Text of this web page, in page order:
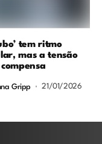
tem ritmo
mas a tensão
Gripp 21/01/2026